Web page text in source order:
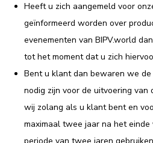
Heeft u zich aangemeld voor
geïnformeerd worden over
evenementen van BIPV.world
tot het moment dat u zich
Bent u klant dan bewaren we
nodig zijn voor de uitvoering van
wij zolang als u klant bent en
maximaal twee jaar na het